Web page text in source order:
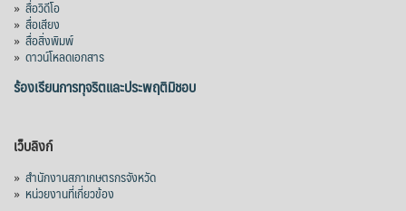
» สื่อวิดีโอ
» สื่อเสียง
» สื่อสิ่งพิมพ์
» ดาวน์โหลดเอกสาร
ร้องเรียนการทุจริตและประพฤติมิชอบ
เว็บลิงก์
» สำนักงานสภาเกษตรกรจังหวัด
» หน่วยงานที่เกี่ยวข้อง